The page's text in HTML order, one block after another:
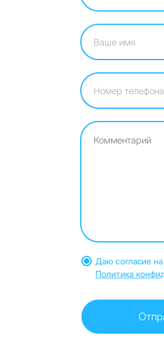
Даю согласие
Политика